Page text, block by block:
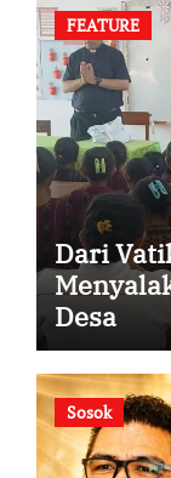
FEATURE
Dari
Desa
Sosok